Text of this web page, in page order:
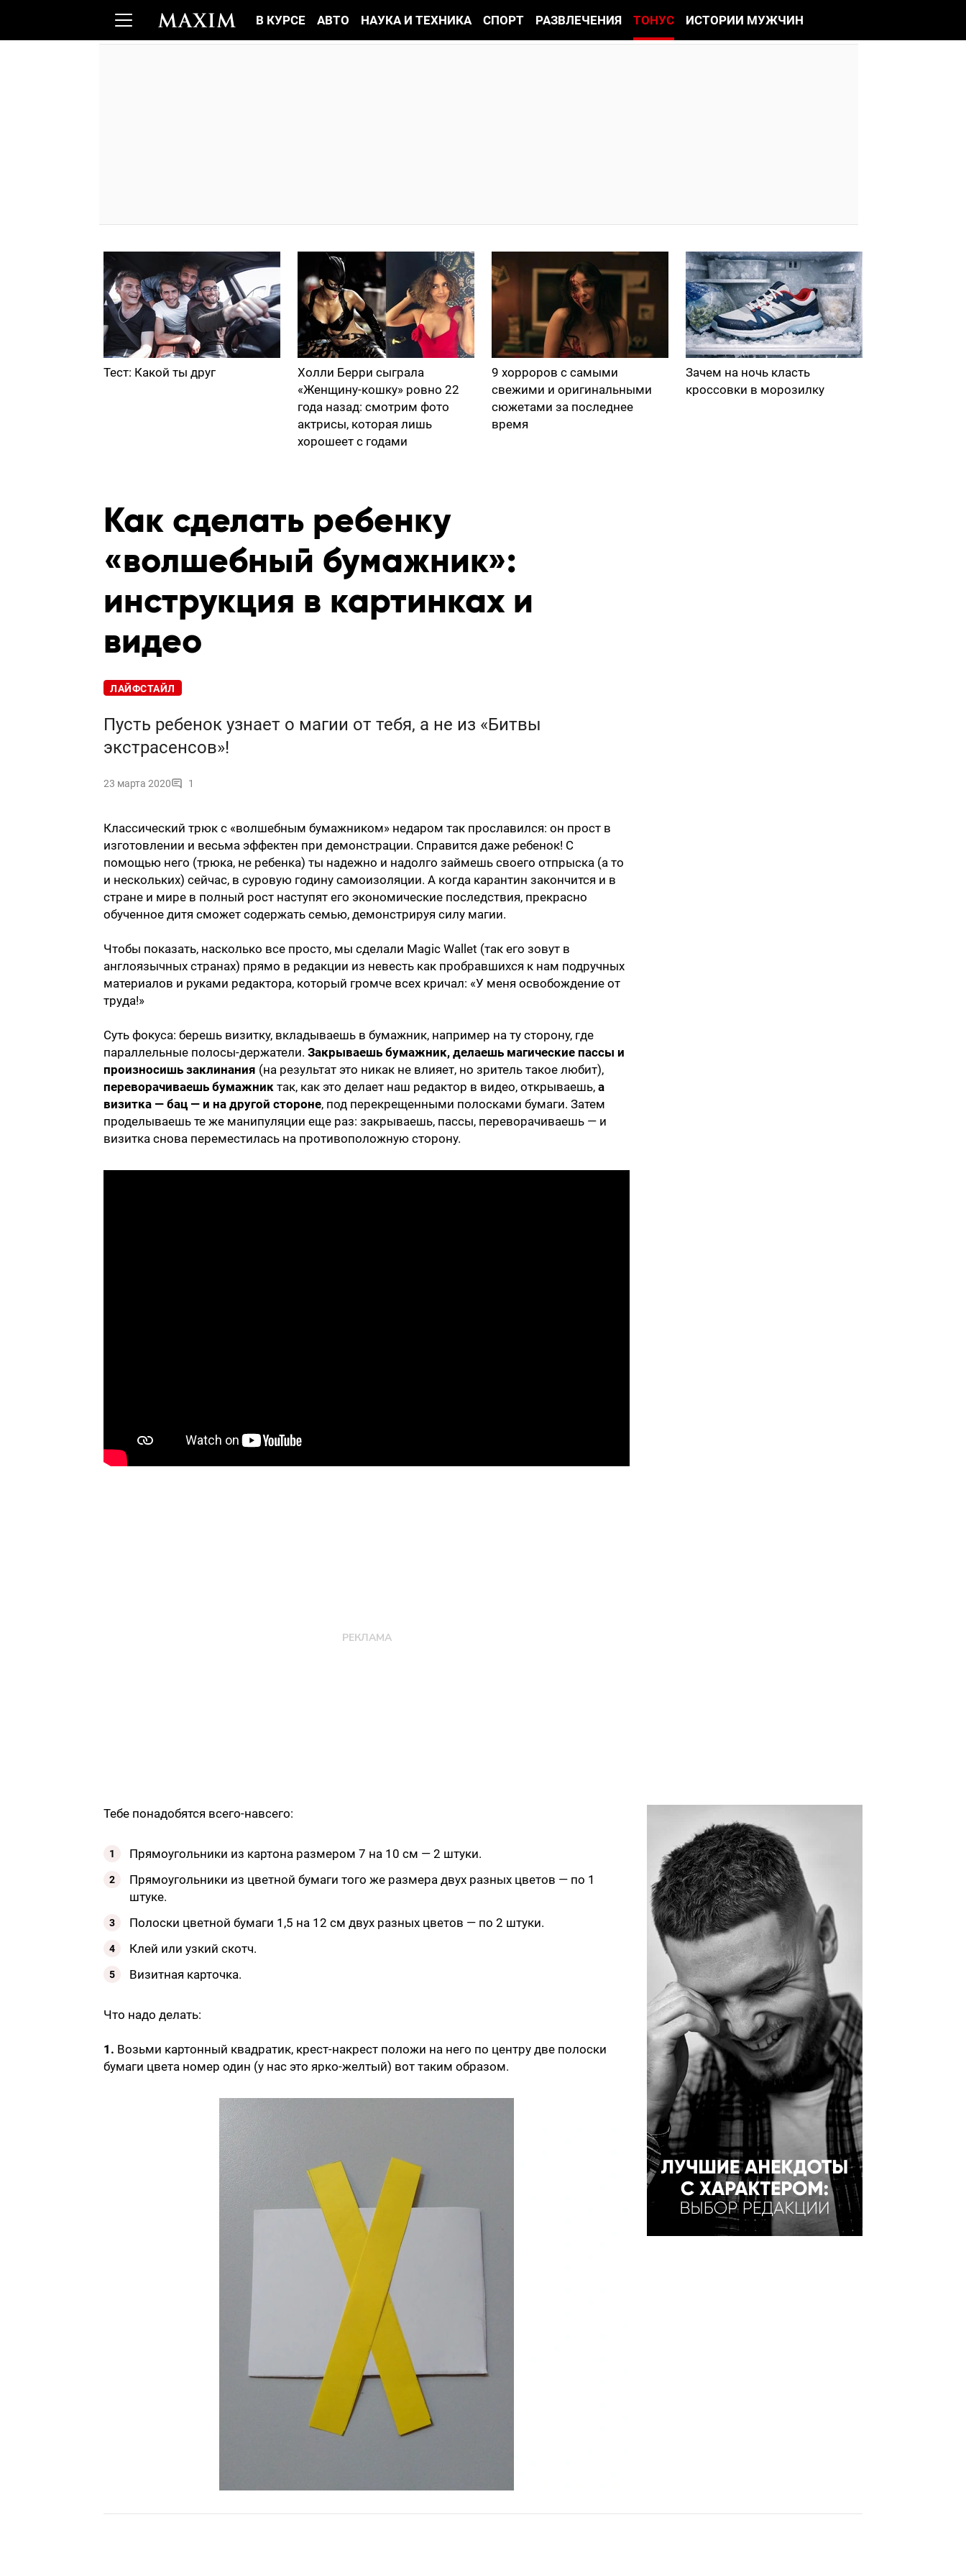
В КУРСЕ АВТО НАУКА И ТЕХНИКА СПОРТ РАЗВЛЕЧЕНИЯ ТОНУС ИСТОРИИ МУЖЧИН
Тест: Какой ты друг
Холли Берри сыграла
«Женщину-кошку» ровно 22
года назад: смотрим фото
актрисы, которая лишь
хорошеет с годами
9 хорроров с самыми
свежими и оригинальными
сюжетами за последнее
время
Зачем на ночь класть
кроссовки в морозилку
Как сделать ребенку
«волшебный бумажник»:
инструкция в картинках и
видео
ЛАЙФСТАЙЛ
Пусть ребенок узнает о магии от тебя, а не из «Битвы
экстрасенсов»!
23 марта 2020 1
Классический трюк с «волшебным бумажником» недаром так прославился: он прост в
изготовлении и весьма эффектен при демонстрации. Справится даже ребенок! С
помощью него (трюка, не ребенка) ты надежно и надолго займешь своего отпрыска (а то
и нескольких) сейчас, в суровую годину самоизоляции. А когда карантин закончится и в
стране и мире в полный рост наступят его экономические последствия, прекрасно
обученное дитя сможет содержать семью, демонстрируя силу магии.
Чтобы показать, насколько все просто, мы сделали Magic Wallet (так его зовут в
англоязычных странах) прямо в редакции из невесть как пробравшихся к нам подручных
материалов и руками редактора, который громче всех кричал: «У меня освобождение от
труда!»
Суть фокуса: берешь визитку, вкладываешь в бумажник, например на ту сторону, где
параллельные полосы-держатели. Закрываешь бумажник, делаешь магические пассы и
произносишь заклинания (на результат это никак не влияет, но зритель такое любит),
переворачиваешь бумажник так, как это делает наш редактор в видео, открываешь, а
визитка — бац — и на другой стороне, под перекрещенными полосками бумаги. Затем
проделываешь те же манипуляции еще раз: закрываешь, пассы, переворачиваешь — и
визитка снова переместилась на противоположную сторону.
Тебе понадобятся всего-навсего:
Прямоугольники из картона размером 7 на 10 см — 2 штуки.
Прямоугольники из цветной бумаги того же размера двух разных цветов — по 1
штуке.
Полоски цветной бумаги 1,5 на 12 см двух разных цветов — по 2 штуки.
Клей или узкий скотч.
Визитная карточка.
Что надо делать:
1. Возьми картонный квадратик, крест-накрест положи на него по центру две полоски
бумаги цвета номер один (у нас это ярко-желтый) вот таким образом.